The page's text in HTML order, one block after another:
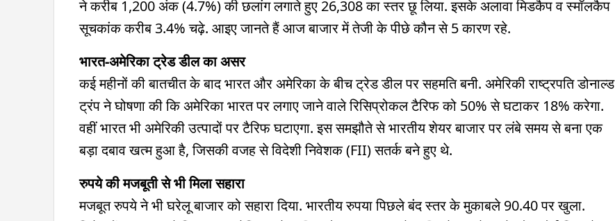
ने करीब 1,200 अंक (4.7%) की छलांग लगाते हुए 26,308 का स्तर छू लिया. इसके अलावा मिडकैप व स्मॉलकैप
सूचकांक करीब 3.4% चढ़े. आइए जानते हैं आज बाजार में तेजी के पीछे कौन से 5 कारण रहे.
भारत-अमेरिका ट्रेड डील का असर
कई महीनों की बातचीत के बाद भारत और अमेरिका के बीच ट्रेड डील पर सहमति बनी. अमेरिकी राष्ट्रपति डोनाल्ड
ट्रंप ने घोषणा की कि अमेरिका भारत पर लगाए जाने वाले रिसिप्रोकल टैरिफ को 50% से घटाकर 18% करेगा.
वहीं भारत भी अमेरिकी उत्पादों पर टैरिफ घटाएगा. इस समझौते से भारतीय शेयर बाजार पर लंबे समय से बना एक
बड़ा दबाव खत्म हुआ है, जिसकी वजह से विदेशी निवेशक (FII) सतर्क बने हुए थे.
रुपये की मजबूती से भी मिला सहारा
मजबूत रुपये ने भी घरेलू बाजार को सहारा दिया. भारतीय रुपया पिछले बंद स्तर के मुकाबले 90.40 पर खुला.